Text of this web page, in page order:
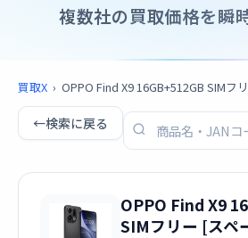
複数社の買取価格を瞬
買取X › OPPO Find X9 16GB+512GB SIMフ
←検索に戻る
OPPO Find X9
SIMフリー [スペ